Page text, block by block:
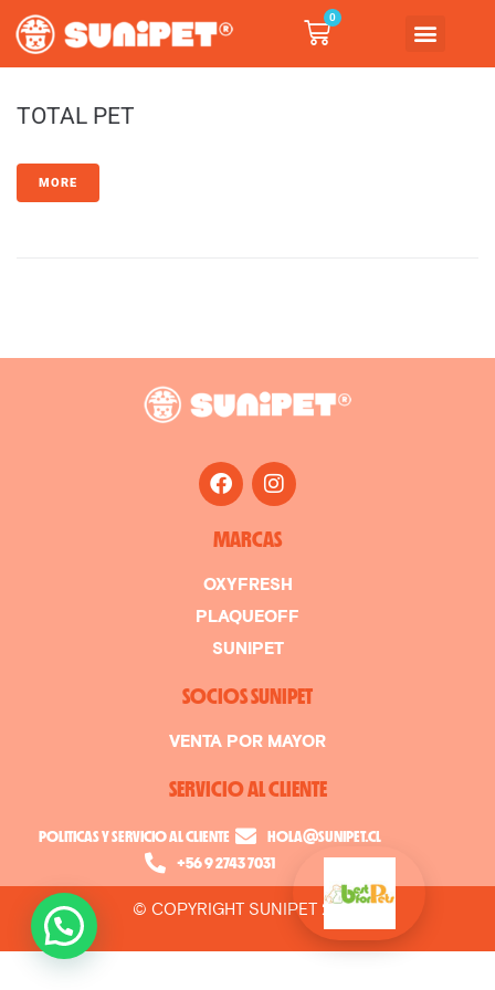
0
TOTAL PET
MORE
MARCAS
OXYFRESH
PLAQUEOFF
SUNIPET
SOCIOS SUNIPET
VENTA POR MAYOR
SERVICIO AL CLIENTE
POLITICAS Y SERVICIO AL CLIENTE
HOLA@SUNIPET.CL
+56 9 2743 7031
© COPYRIGHT SUNIPET 2026